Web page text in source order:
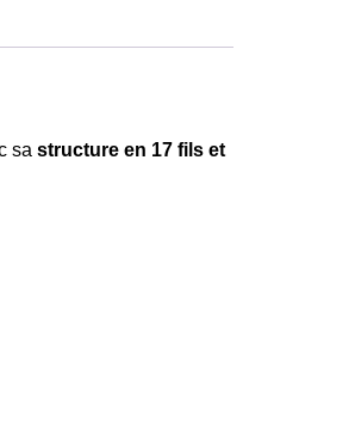
sa structure en 17 fils et